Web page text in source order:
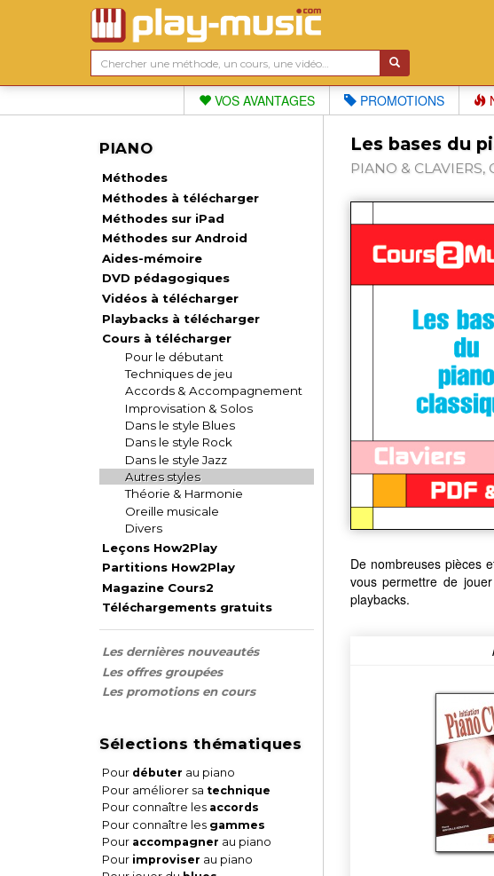
VOS AVANTAGES PROMOTIONS
PIANO
Méthodes
Méthodes à télécharger
Méthodes sur iPad
Méthodes sur Android
Aides-mémoire
DVD pédagogiques
Vidéos à télécharger
Playbacks à télécharger
Cours à télécharger
Pour le débutant
Techniques de jeu
Accords & Accompagnement
Improvisation & Solos
Dans le style Blues
Dans le style Rock
Dans le style Jazz
Autres styles
Théorie & Harmonie
Oreille musicale
Divers
Leçons How2Play
Partitions How2Play
Magazine Cours2
Téléchargements gratuits
Les dernières nouveautés
Les offres groupées
Les promotions en cours
Sélections thématiques
Pour débuter au piano
Pour améliorer sa technique
Pour connaître les accords
Pour connaître les gammes
Pour accompagner au piano
Pour improviser au piano
Les bases du
PIANO &
De nombreuses pièces
vous permettre de
playbacks.